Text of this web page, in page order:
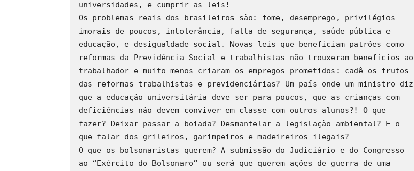
universidades, e cumprir as leis!
Os problemas reais dos brasileiros são: fome, desemprego, privilégios
imorais de poucos, intolerância, falta de segurança, saúde pública e
educação, e desigualdade social. Novas leis que beneficiam patrões como
reformas da Previdência Social e trabalhistas não trouxeram benefícios ao
trabalhador e muito menos criaram os empregos prometidos: cadê os frutos
das reformas trabalhistas e previdenciárias? Um país onde um ministro diz
que a educação universitária deve ser para poucos, que as crianças com
deficiências não devem conviver em classe com outros alunos?! O que
fazer? Deixar passar a boiada? Desmantelar a legislação ambiental? E o
que falar dos grileiros, garimpeiros e madeireiros ilegais?
O que os bolsonaristas querem? A submissão do Judiciário e do Congresso
ao “Exército do Bolsonaro” ou será que querem ações de guerra de uma